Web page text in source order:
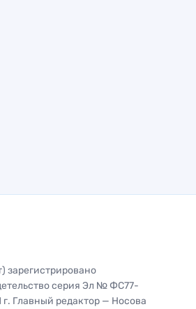
зарегистрировано
серия Эл № ФС77-
г. Главный редактор — Носова